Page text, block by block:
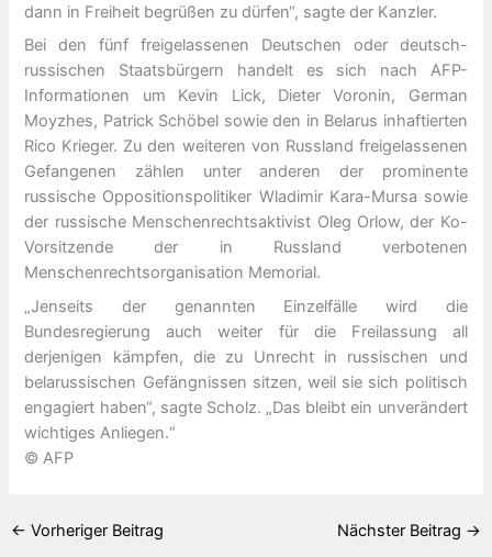
dann in Freiheit begrüßen zu dürfen“, sagte der Kanzler.
Bei den fünf freigelassenen Deutschen oder deutsch-
russischen Staatsbürgern handelt es sich nach AFP-
Informationen um Kevin Lick, Dieter Voronin, German
Moyzhes, Patrick Schöbel sowie den in Belarus inhaftierten
Rico Krieger. Zu den weiteren von Russland freigelassenen
Gefangenen zählen unter anderen der prominente
russische Oppositionspolitiker Wladimir Kara-Mursa sowie
der russische Menschenrechtsaktivist Oleg Orlow, der Ko-
Vorsitzende der in Russland verbotenen
Menschenrechtsorganisation Memorial.
„Jenseits der genannten Einzelfälle wird die
Bundesregierung auch weiter für die Freilassung all
derjenigen kämpfen, die zu Unrecht in russischen und
belarussischen Gefängnissen sitzen, weil sie sich politisch
engagiert haben“, sagte Scholz. „Das bleibt ein unverändert
wichtiges Anliegen.“
© AFP
← Vorheriger Beitrag Nächster Beitrag →